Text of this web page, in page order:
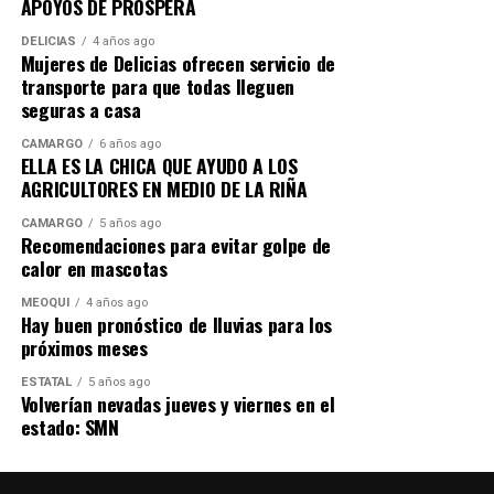
la reforma es un paso necesario para construir un
sistema efectivo en la impartición de justicia, fortalecer
la confianza ciudadana y garantizar que la investigación
de los delitos responda exclusivamente a criterios
jurídicos y técnicos. Una Fiscalía que sirva a la justicia,
proteja a las víctimas y combata la impunidad con
independencia, profesionalismo y firmeza.
APOYOS DE PROSPERA
DELICIAS 4 años ago
Mujeres de Delicias ofrecen servicio de
transporte para que todas lleguen
seguras a casa
CAMARGO 6 años ago
ELLA ES LA CHICA QUE AYUDO A LOS
AGRICULTORES EN MEDIO DE LA RIÑA
CAMARGO 5 años ago
Recomendaciones para evitar golpe de
calor en mascotas
MEOQUI 4 años ago
Hay buen pronóstico de lluvias para los
próximos meses
ESTATAL 5 años ago
Volverían nevadas jueves y viernes en el
estado: SMN